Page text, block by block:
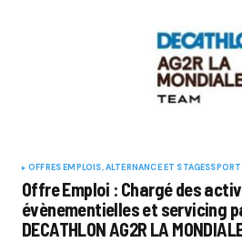
OFFRES EMPLOIS, ALTERNANCE ET STAGESSPORT
Offre Emploi : Chargé des
évènementielles et servicing
DECATHLON AG2R LA